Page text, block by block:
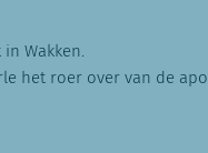
Wakken.
het roer over van de